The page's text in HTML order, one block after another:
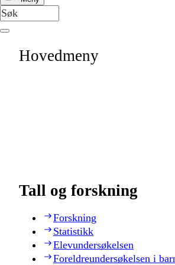
Hovedmeny
Tall og forskning
Forskning
Statistikk
Elevundersøkelsen
Foreldreundersøkelsen i